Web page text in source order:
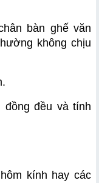
bàn ghế văn
không chịu
đều và tính
kính hay các